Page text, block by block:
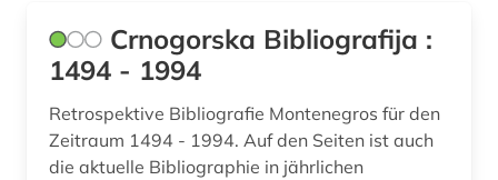
Crnogorska Bibliografija :
1494 - 1994
Retrospektive Bibliografie Montenegros für den
Zeitraum 1494 - 1994. Auf den Seiten ist auch
die aktuelle Bibliographie in jährlichen